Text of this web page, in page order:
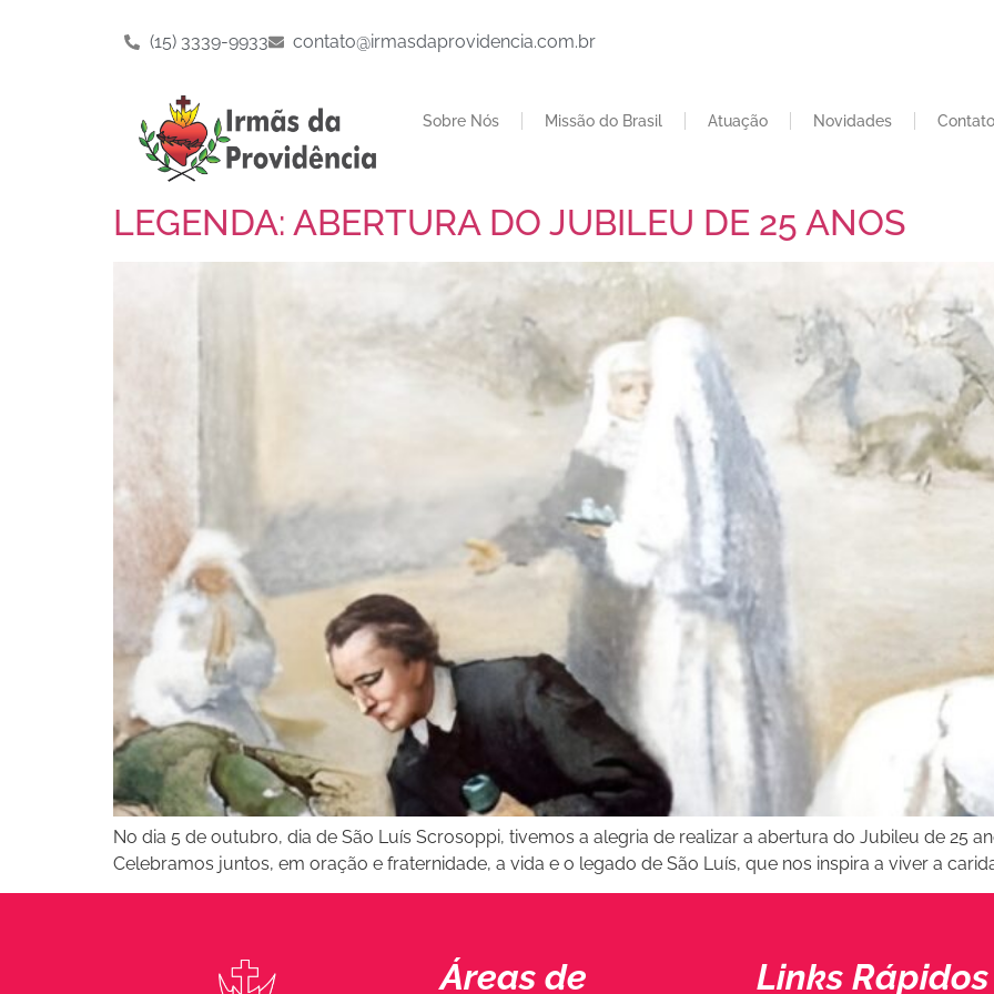
(15) 3339-9933 contato@irmasdaprovidencia.com.br
Sobre Nós Missão do Brasil Atuação Novidades
LEGENDA: ABERTURA DO JUBILEU DE 25 ANOS
No dia 5 de outubro, dia de São Luís Scrosoppi, tivemos a alegria de realizar a abertura do Jubileu de 25
Celebramos juntos, em oração e fraternidade, a vida e o legado de São Luís, que nos inspira a viver a
Áreas de
Links Rápidos